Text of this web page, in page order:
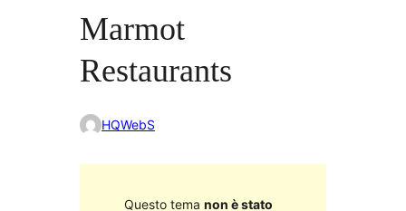
Marmot
Restaurants
HQWebS
Questo tema non è stato